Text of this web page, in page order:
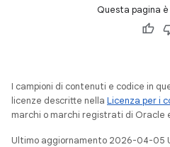
Questa pagina
I campioni di contenuti e codice in
licenze descritte nella Licenza per i
marchi o marchi registrati di Oracle
Ultimo aggiornamento 2026-04-05